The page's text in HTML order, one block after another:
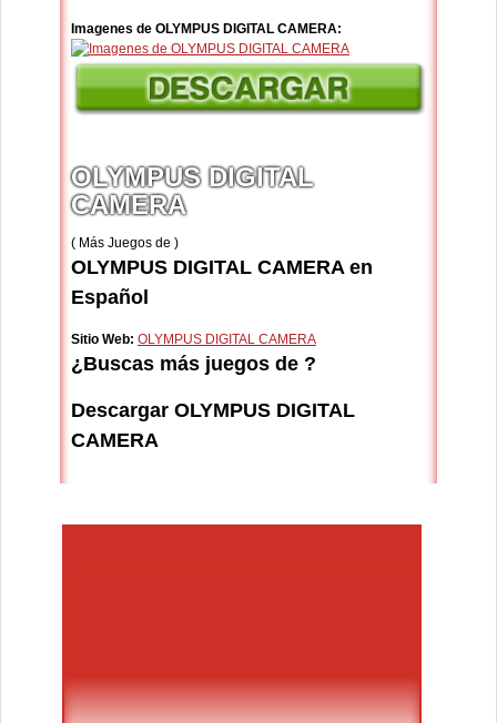
Imagenes de OLYMPUS DIGITAL CAMERA:
OLYMPUS DIGITAL
CAMERA
( Más Juegos de )
OLYMPUS DIGITAL CAMERA en
Español
Sitio Web: OLYMPUS DIGITAL CAMERA
¿Buscas más juegos de ?
Descargar OLYMPUS DIGITAL
CAMERA